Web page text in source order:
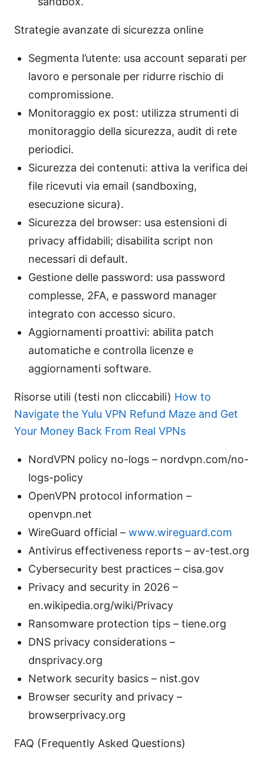
Strategie avanzate di sicurezza online
Segmenta l’utente: usa account separati per
lavoro e personale per ridurre rischio di
compromissione.
Monitoraggio ex post: utilizza strumenti di
monitoraggio della sicurezza, audit di rete
periodici.
Sicurezza dei contenuti: attiva la verifica dei
file ricevuti via email (sandboxing,
esecuzione sicura).
Sicurezza del browser: usa estensioni di
privacy affidabili; disabilita script non
necessari di default.
Gestione delle password: usa password
complesse, 2FA, e password manager
integrato con accesso sicuro.
Aggiornamenti proattivi: abilita patch
automatiche e controlla licenze e
aggiornamenti software.
Risorse utili (testi non cliccabili) How to
Navigate the Yulu VPN Refund Maze and Get
Your Money Back From Real VPNs
NordVPN policy no-logs – nordvpn.com/no-
logs-policy
OpenVPN protocol information –
openvpn.net
WireGuard official – www.wireguard.com
Antivirus effectiveness reports – av-test.org
Cybersecurity best practices – cisa.gov
Privacy and security in 2026 –
en.wikipedia.org/wiki/Privacy
Ransomware protection tips – tiene.org
DNS privacy considerations –
dnsprivacy.org
Network security basics – nist.gov
Browser security and privacy –
browserprivacy.org
FAQ (Frequently Asked Questions)